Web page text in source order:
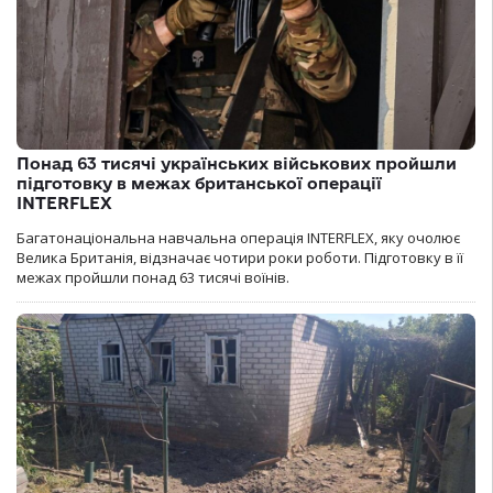
Понад 63 тисячі українських військових пройшли
підготовку в межах британської операції
INTERFLEX
Багатонаціональна навчальна операція INTERFLEX, яку очолює
Велика Британія, відзначає чотири роки роботи. Підготовку в її
межах пройшли понад 63 тисячі воїнів.